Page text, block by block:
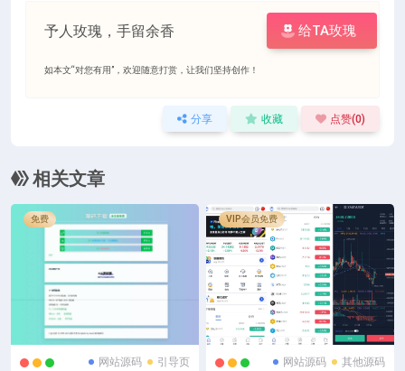
予人玫瑰，手留余香 给TA玫瑰
如本文“对您有用”，欢迎随意打赏，让我们坚持创作！
分享 收藏 点赞(0)
相关文章
免费
网站源码 引导页
VIP会员免费
网站源码 其他源码